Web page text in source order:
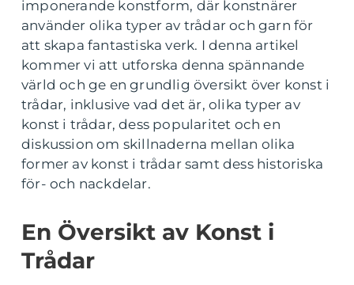
imponerande konstform, där konstnärer
använder olika typer av trådar och garn för
att skapa fantastiska verk. I denna artikel
kommer vi att utforska denna spännande
värld och ge en grundlig översikt över konst i
trådar, inklusive vad det är, olika typer av
konst i trådar, dess popularitet och en
diskussion om skillnaderna mellan olika
former av konst i trådar samt dess historiska
för- och nackdelar.
En Översikt av Konst i
Trådar